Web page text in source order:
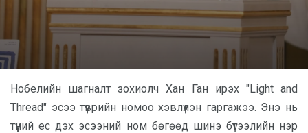
Нобелийн шагналт зохиолч Хан Ган ирэх "Light and
Thread" эсээ түүврийн номоо хэвлүүлэн гаргажээ. Энэ нь
түүний ес дэх эсээний ном бөгөөд шинэ бүтээлийн нэр